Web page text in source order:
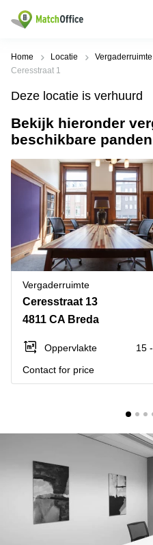
Huren / Verhuren
Productpagina's
Kantoorruimten
Business
Flexplekken
Coworking
Spaces
Vergaderruimten
Virtueel
Kantoor
Bedrijfsruimte
Populaire
Steden
Alkmaar
Oost
Amsterdam
Westpoort
Bergen
op
Zoom
Amersfoort
Breda
Hengelo
Hilversum
Hoofddorp
Tiel
Tilburg
Zwolle
Amsterdam
Westpoort
Populaire
zoekopdrachten
Kantoorruimte
in Breda
Kantoor
huren
Bergen
Zoom
Kantoor
huren
Kantoor
huren
Reeuwijk
Business
Arnhem
Westpoort
center
Hilversum
Business
center
Den
Help
Over ons
Voeg je kantoorruimte toe
Huurprijs
Log in
Home Locatie Vergaderruimte
Ceresstraat 1
Deze locatie is verhuurd
Bekijk hieronder
beschikbare
Vergaderruimte
Ceresstraat 13
4811 CA Breda
Oppervlakte
15
Contact for price